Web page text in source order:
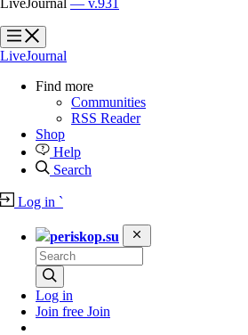
LiveJournal — v.931
?
?
LiveJournal
Find more
Communities
RSS Reader
Shop
Help
Search
Log in `
periskop.su
Log in
Join free Join